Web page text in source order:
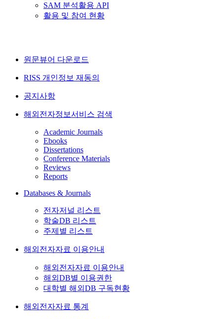
SAM 분석활용 API
활용 및 참여 현황
원문뷰어 다운로드
RISS 개인정보 재동의
공지사항
해외전자정보서비스 검색
Academic Journals
Ebooks
Dissertations
Conference Materials
Reviews
Reports
Databases & Journals
전자저널 리스트
학술DB 리스트
주제별 리스트
해외전자자료 이용안내
해외전자자료 이용안내
해외DB별 이용권한
대학별 해외DB 구독현황
해외전자자료 통계